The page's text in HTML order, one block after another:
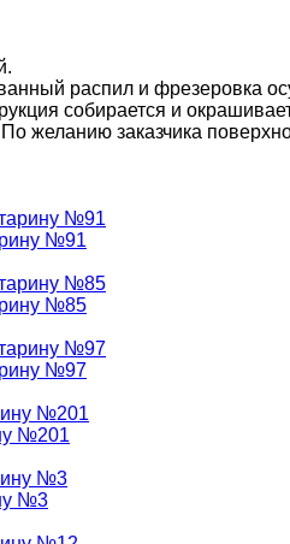
распил и фрезеровка
собирается и
По желанию заказчика
№91
№85
№97
№201
№3